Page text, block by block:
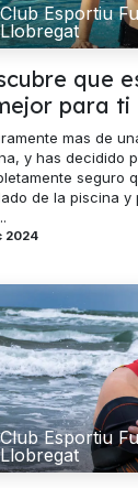
Club Esportiu
Llobregat
que
para ti
mas de
y has decidido
seguro
de la piscina
2024
Club Esportiu
Llobregat